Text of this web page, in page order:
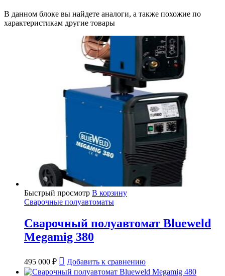
В данном блоке вы найдете аналоги, а также похожие по
характеристикам другие товары
Быстрый просмотр В корзину
Сварочные полуавтоматы
Сварочный полуавтомат Blueweld
Megamig 380
495 000 ₽ Добавить к сравнению